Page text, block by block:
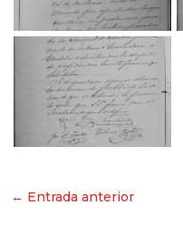
Navegación
← Entrada anterior